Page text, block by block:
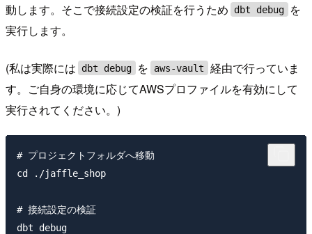
動します。そこで接続設定の検証を行うため
dbt debug
を
実行します。
(私は実際には dbt debug を aws-vault
経由で行っていま
す。ご自身の環境に応じてAWSプロファイルを有効にして
実行されてください。)
# プロジェクトフォルダへ移動
cd ./jaffle_shop
# 接続設定の検証
dbt debug